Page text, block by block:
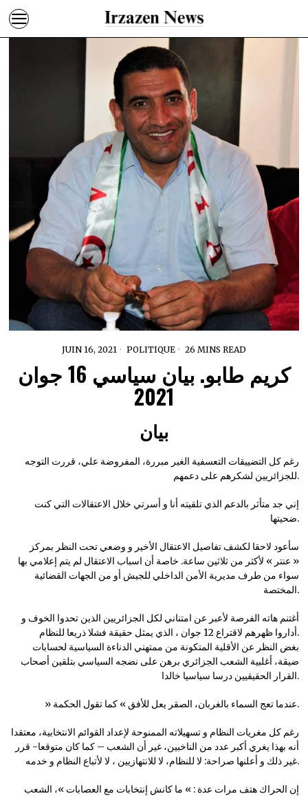
JUIN 16, 2021 POLITIQUE 26 MINS READ
كريم طابو. بيان سياسي 16 جوان
2021
بيان
رغم كل التضييقات التعسفية الغير مبررة، المفروضة علي، قررت التوجه
للجزائريين لشكرهم على دعمهم.
إني جد متأثر بالدعم الذي تلقيته أنا و أسرتي خلال الاعتقالات التي كنت
ضحيتها.
سأعود لاحقا لكشف تفاصيل الاعتقال الأخير و وضعي تحت النظر بمركز
« عنتر » لأكثر من ثلاثين ساعة. خاصة أن اسباب الاعتقال لم يتم إعلامي بها
سواء من طرف مديرية الأمن الداخلي للجيش أو من الجهات القضائية
المختصة.
أغتنم هاته الفرصة لأعبر عن امتناني لكل الجزائريين الذين تحدوا الخوف و
أداروا ظهرهم لاقتراع 12 جوان ، الذي يمثل حقيقة فشلا ذريعا للنظام.
بغض النظر عن الأقلية المتكونة من ممتهني الدناءة السياسية لحسابات
ضيقة، أغلبية الشعب الجزائري برهن على نضجه السياسي بتلقين أصحاب
القرار الحقيقيين درسا سياسيا خالدا.
» عندما تعج السماء بالغربان، الصقر يعل للأفق » كما تقول الحكمة.
رغم كل مغريات النظام و تسهيلاته الممنوحة لإعداد القوائم الانتخابية، معتقدا
أنه بهذا يغري أكبر عدد من الناخبين، غير أن الشعب – كما كان متوقعا- قرر
غير ذلك و أعلنها صراحة: لا للنظام، لا للانتهازيين ، لا لأتباع النظام و خدمه.
إن الحراك هتف مرات عدة : » ما كانش إنتخابات مع العصابات »، الشعب